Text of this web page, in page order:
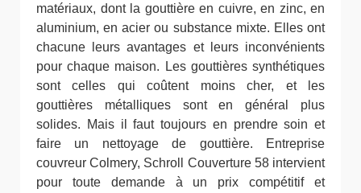
matériaux, dont la gouttière en cuivre, en zinc, en
aluminium, en acier ou substance mixte. Elles ont
chacune leurs avantages et leurs inconvénients
pour chaque maison. Les gouttières synthétiques
sont celles qui coûtent moins cher, et les
gouttières métalliques sont en général plus
solides. Mais il faut toujours en prendre soin et
faire un nettoyage de gouttière. Entreprise
couvreur Colmery, Schroll Couverture 58 intervient
pour toute demande à un prix compétitif et